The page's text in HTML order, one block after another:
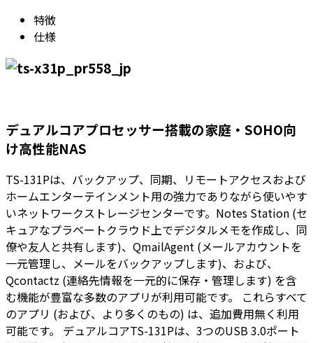
特徴
仕様
デュアルコアプロセッサー搭載の家庭・SOHO向
け高性能NAS
TS-131Pは、バックアップ、同期、リモートアクセスおよび
ホームエンターテインメント用の強力でありながら使いやす
いネットワークストレージセンターです。Notes Station (セ
キュアなプラベートクラウド上でデジタルメモを作成し、同
僚や友人と共有します)、QmailAgent (メールアカウントを
一元管理し、メールをバックアップします)、および、
Qcontactz (連絡先情報を一元的に保存・管理します) を含
む機能が豊富な多数のアプリが利用可能です。 これらすべて
のアプリ (および、より多くのもの) は、追加費用無く利用
可能です。 デュアルコアTS-131Pは、3つのUSB 3.0ポート